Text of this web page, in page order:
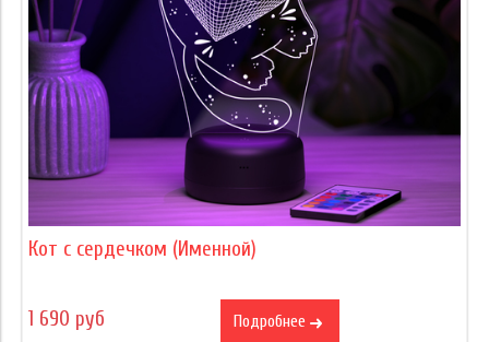
Кот с сердечком (Именной)
1 690 руб Подробнее